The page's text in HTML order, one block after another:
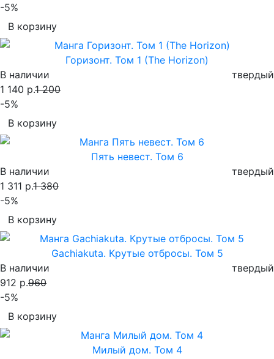
-5%
В корзину
Горизонт. Том 1 (The Horizon)
В наличии
твердый
1 140 р.1 200
-5%
В корзину
Пять невест. Том 6
В наличии
твердый
1 311 р.1 380
-5%
В корзину
Gachiakuta. Крутые отбросы. Том 5
В наличии
твердый
912 р.960
-5%
В корзину
Милый дом. Том 4